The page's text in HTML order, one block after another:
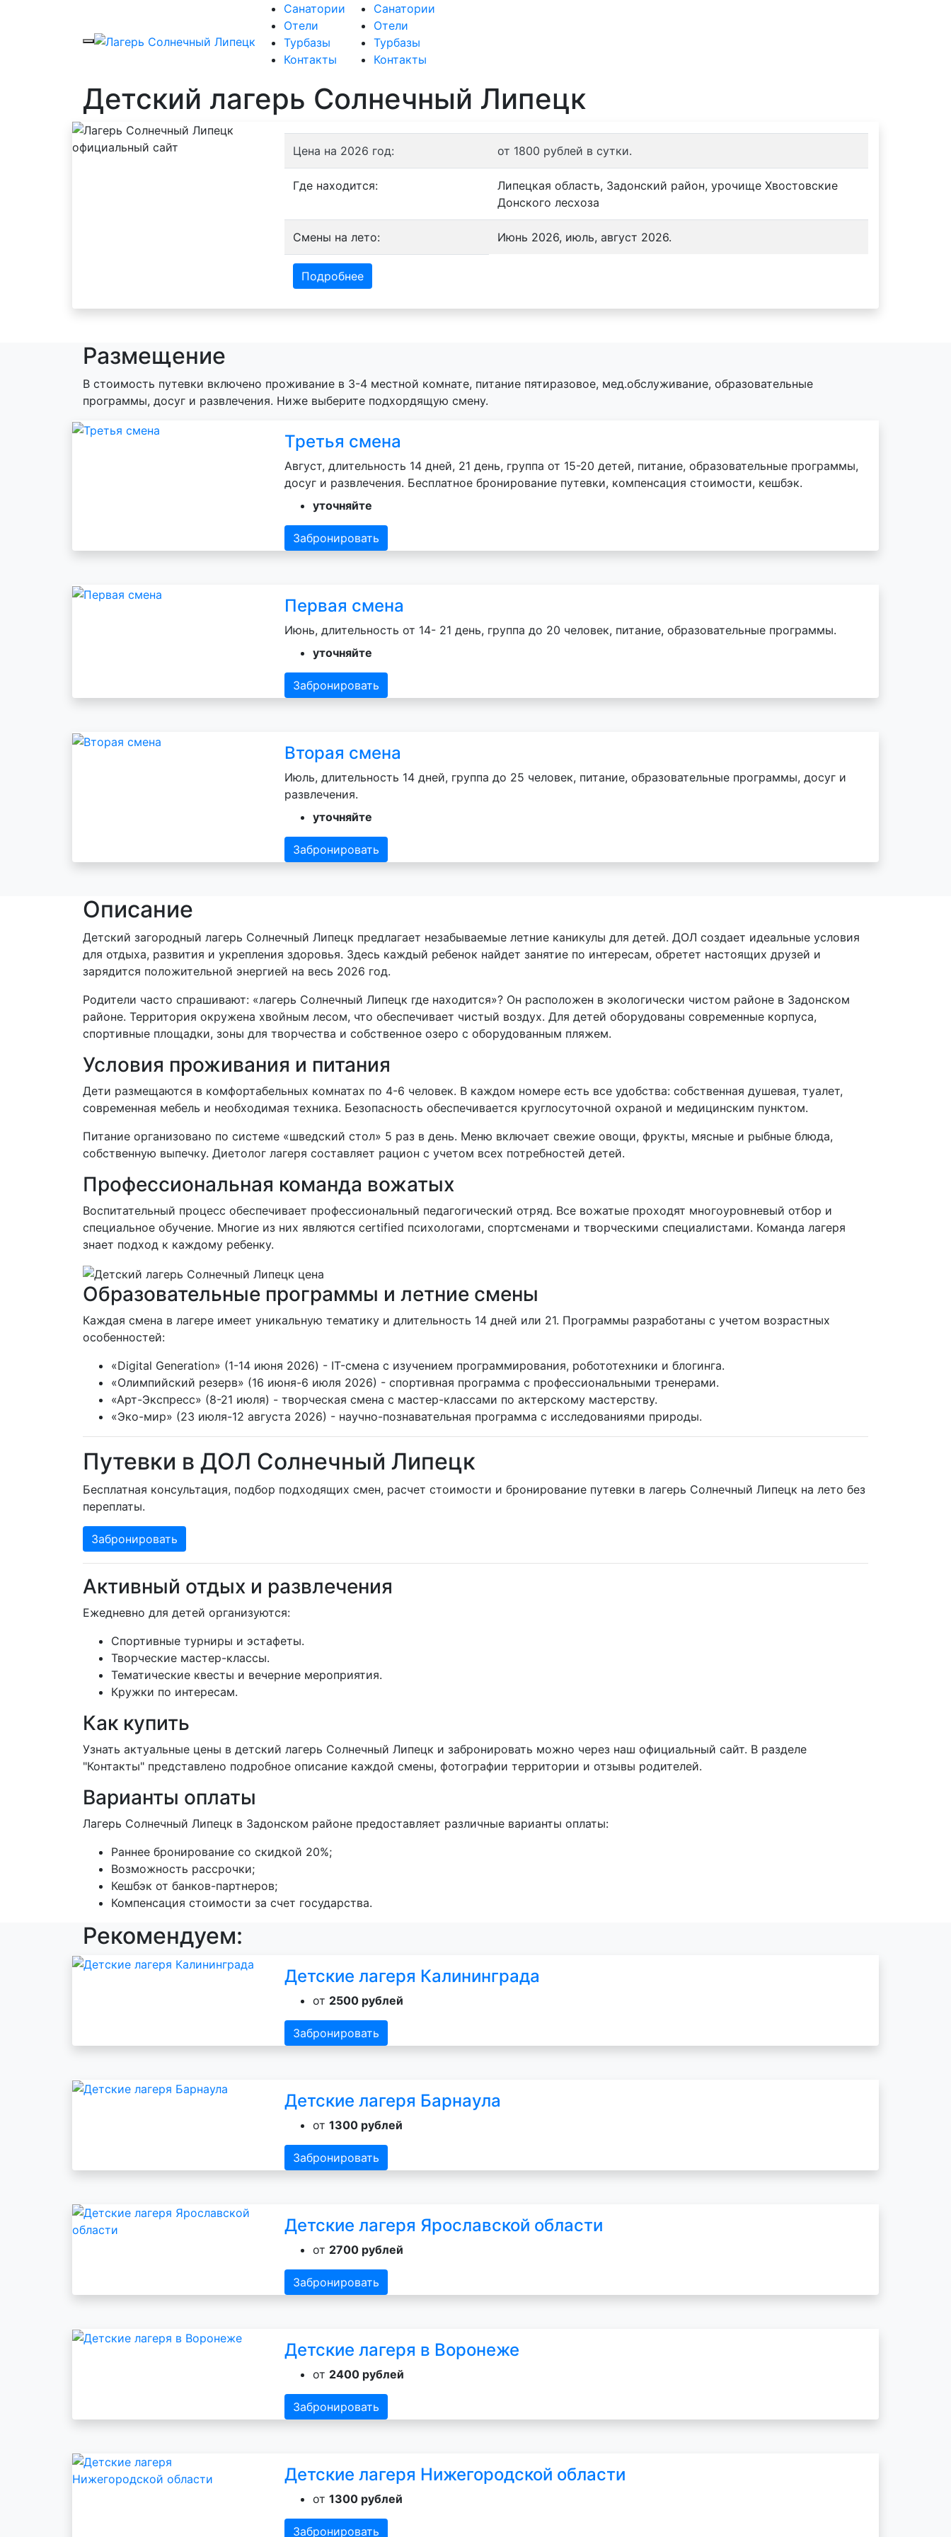
Санатории
Отели
Турбазы
Контакты
Санатории
Отели
Турбазы
Контакты
Детский лагерь Солнечный Липецк
Цена на 2026 год: от 1800 рублей в сутки.
Где находится:
Липецкая область, Задонский район, урочище Хвостовские
Донского лесхоза
Смены на лето: Июнь 2026, июль, август 2026.
Подробнее
Размещение
В стоимость путевки включено проживание в 3-4 местной комнате, питание пятиразовое, мед.обслуживание, образовательные
программы, досуг и развлечения. Ниже выберите подхордящую смену.
Третья смена
Август, длительность 14 дней, 21 день, группа от 15-20 детей, питание, образовательные программы,
досуг и развлечения. Бесплатное бронирование путевки, компенсация стоимости, кешбэк.
уточняйте
Забронировать
Первая смена
Июнь, длительность от 14- 21 день, группа до 20 человек, питание, образовательные программы.
уточняйте
Забронировать
Вторая смена
Июль, длительность 14 дней, группа до 25 человек, питание, образовательные программы, досуг и
развлечения.
уточняйте
Забронировать
Описание
Детский загородный лагерь Солнечный Липецк предлагает незабываемые летние каникулы для детей. ДОЛ создает идеальные условия
для отдыха, развития и укрепления здоровья. Здесь каждый ребенок найдет занятие по интересам, обретет настоящих друзей и
зарядится положительной энергией на весь 2026 год.
Родители часто спрашивают: «лагерь Солнечный Липецк где находится»? Он расположен в экологически чистом районе в Задонском
районе. Территория окружена хвойным лесом, что обеспечивает чистый воздух. Для детей оборудованы современные корпуса,
спортивные площадки, зоны для творчества и собственное озеро с оборудованным пляжем.
Условия проживания и питания
Дети размещаются в комфортабельных комнатах по 4-6 человек. В каждом номере есть все удобства: собственная душевая, туалет,
современная мебель и необходимая техника. Безопасность обеспечивается круглосуточной охраной и медицинским пунктом.
Питание организовано по системе «шведский стол» 5 раз в день. Меню включает свежие овощи, фрукты, мясные и рыбные блюда,
собственную выпечку. Диетолог лагеря составляет рацион с учетом всех потребностей детей.
Профессиональная команда вожатых
Воспитательный процесс обеспечивает профессиональный педагогический отряд. Все вожатые проходят многоуровневый отбор и
специальное обучение. Многие из них являются certified психологами, спортсменами и творческими специалистами. Команда лагеря
знает подход к каждому ребенку.
Образовательные программы и летние смены
Каждая смена в лагере имеет уникальную тематику и длительность 14 дней или 21. Программы разработаны с учетом возрастных
особенностей:
«Digital Generation» (1-14 июня 2026) - IT-смена с изучением программирования, робототехники и блогинга.
«Олимпийский резерв» (16 июня-6 июля 2026) - спортивная программа с профессиональными тренерами.
«Арт-Экспресс» (8-21 июля) - творческая смена с мастер-классами по актерскому мастерству.
«Эко-мир» (23 июля-12 августа 2026) - научно-познавательная программа с исследованиями природы.
Путевки в ДОЛ Солнечный Липецк
Бесплатная консультация, подбор подходящих смен, расчет стоимости и бронирование путевки в лагерь Солнечный Липецк на лето без
переплаты.
Забронировать
Активный отдых и развлечения
Ежедневно для детей организуются:
Спортивные турниры и эстафеты.
Творческие мастер-классы.
Тематические квесты и вечерние мероприятия.
Кружки по интересам.
Как купить
Узнать актуальные цены в детский лагерь Солнечный Липецк и забронировать можно через наш официальный сайт. В разделе
"Контакты" представлено подробное описание каждой смены, фотографии территории и отзывы родителей.
Варианты оплаты
Лагерь Солнечный Липецк в Задонском районе предоставляет различные варианты оплаты:
Раннее бронирование со скидкой 20%;
Возможность рассрочки;
Кешбэк от банков-партнеров;
Компенсация стоимости за счет государства.
Рекомендуем:
Детские лагеря Калининграда
от 2500 рублей
Забронировать
Детские лагеря Барнаула
от 1300 рублей
Забронировать
Детские лагеря Ярославской области
от 2700 рублей
Забронировать
Детские лагеря в Воронеже
от 2400 рублей
Забронировать
Детские лагеря Нижегородской области
от 1300 рублей
Забронировать